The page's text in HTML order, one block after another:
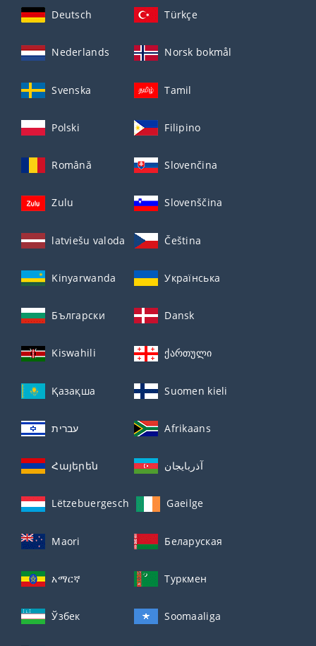
Deutsch Türkçe
Nederlands Norsk bokmål
Svenska Tamil
Polski Filipino
Română Slovenčina
Zulu Slovenščina
latviešu valoda Čeština
Kinyarwanda Українська
Български Dansk
Kiswahili ქართული
Қазақша Suomen kieli
עברית Afrikaans
Հայերեն آذربايجان
Lëtzebuergesch Gaeilge
Maori Беларуская
አማርኛ Туркмен
Ўзбек Soomaaliga